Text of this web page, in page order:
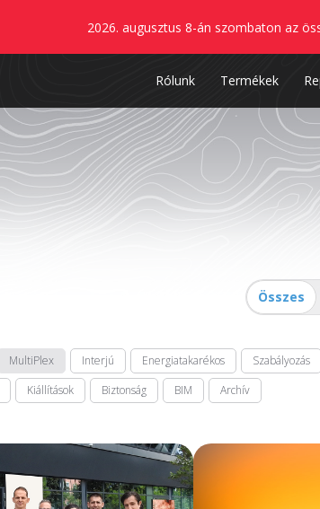
2026. augusztus 8-án szombaton az
Rólunk Termékek
Összes
MultiPlex Interjú Energiatakarékos Szabályozás
Kiállítások Biztonság BIM Archív